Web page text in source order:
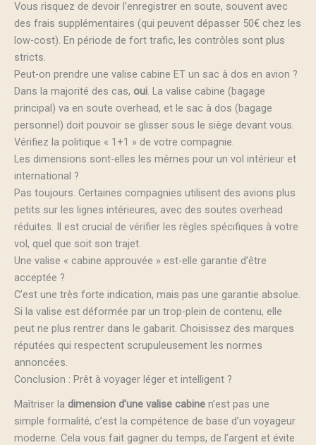
Vous risquez de devoir l’enregistrer en soute, souvent avec
des frais supplémentaires (qui peuvent dépasser 50€ chez les
low-cost). En période de fort trafic, les contrôles sont plus
stricts.
Peut-on prendre une valise cabine ET un sac à dos en avion ?
Dans la majorité des cas, oui. La valise cabine (bagage
principal) va en soute overhead, et le sac à dos (bagage
personnel) doit pouvoir se glisser sous le siège devant vous.
Vérifiez la politique « 1+1 » de votre compagnie.
Les dimensions sont-elles les mêmes pour un vol intérieur et
international ?
Pas toujours. Certaines compagnies utilisent des avions plus
petits sur les lignes intérieures, avec des soutes overhead
réduites. Il est crucial de vérifier les règles spécifiques à votre
vol, quel que soit son trajet.
Une valise « cabine approuvée » est-elle garantie d’être
acceptée ?
C’est une très forte indication, mais pas une garantie absolue.
Si la valise est déformée par un trop-plein de contenu, elle
peut ne plus rentrer dans le gabarit. Choisissez des marques
réputées qui respectent scrupuleusement les normes
annoncées.
Conclusion : Prêt à voyager léger et intelligent ?
Maîtriser la dimension d’une valise cabine n’est pas une
simple formalité, c’est la compétence de base d’un voyageur
moderne. Cela vous fait gagner du temps, de l’argent et évite